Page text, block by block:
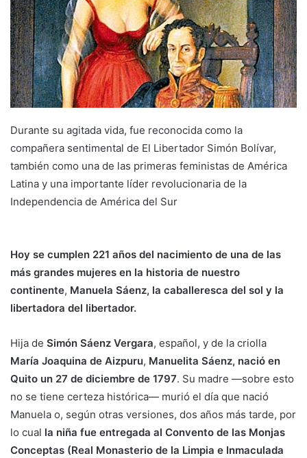
Durante su agitada vida, fue reconocida como la
compañera sentimental de El Libertador Simón Bolívar,
también como una de las primeras feministas de América
Latina y una importante líder revolucionaria de la
Independencia de América del Sur
Hoy se cumplen 221 años del nacimiento de una de las
más grandes mujeres en la historia de nuestro
continente, Manuela Sáenz, la caballeresca del sol y la
libertadora del libertador.
Hija de Simón Sáenz Vergara, español, y de la criolla
María Joaquina de Aizpuru, Manuelita Sáenz, nació en
Quito un 27 de diciembre de 1797. Su madre —sobre esto
no se tiene certeza histórica— murió el día que nació
Manuela o, según otras versiones, dos años más tarde, por
lo cual la niña fue entregada al Convento de las Monjas
Conceptas (Real Monasterio de la Limpia e Inmaculada